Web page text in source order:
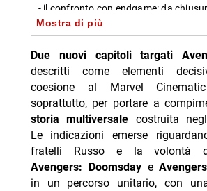
- il confronto con endgame: da
saga a chiusura emotiva
-- “espressione narrativa completa”
unico
- perché la scelta è centrale dopo i
stanchezza
- avengers: doomsday al posto di the
- un finale più netto: obiettivo di
multiverse saga
Mostra di più
Due nuovi capitoli targati
descritti come elementi
coesione al Marvel
soprattutto, per portare a
storia multiversale costruita
Le indicazioni emerse
fratelli Russo e la volontà
Avengers: Doomsdaye
in un percorso unitario, con